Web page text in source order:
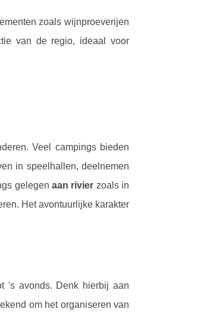
zoals wijnproeverijen
van de regio, ideaal voor
Veel campings bieden
in speelhallen, deelnemen
gelegen aan rivier zoals in
Het avontuurlijke karakter
's avonds. Denk hierbij aan
om het organiseren van